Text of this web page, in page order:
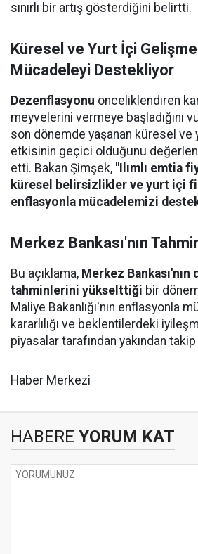
sınırlı bir artış gösterdiğini belirtti.
Küresel ve Yurt İçi
Mücadeleyi Destekliyor
Dezenflasyonu önceliklendiren
meyvelerini vermeye başladığını
son dönemde yaşanan küresel
etkisinin geçici olduğunu
etti. Bakan Şimşek, "Ilımlı emtia
küresel belirsizlikler ve yurt içi
enflasyonla mücadelemizi
Merkez Bankası'nın
Bu açıklama, Merkez
tahminlerini yükselttiği bir
Maliye Bakanlığı'nın enflasyonla
kararlılığı ve beklentilerdeki
piyasalar tarafından yakından
Haber Merkezi
HABERE YORUM KAT